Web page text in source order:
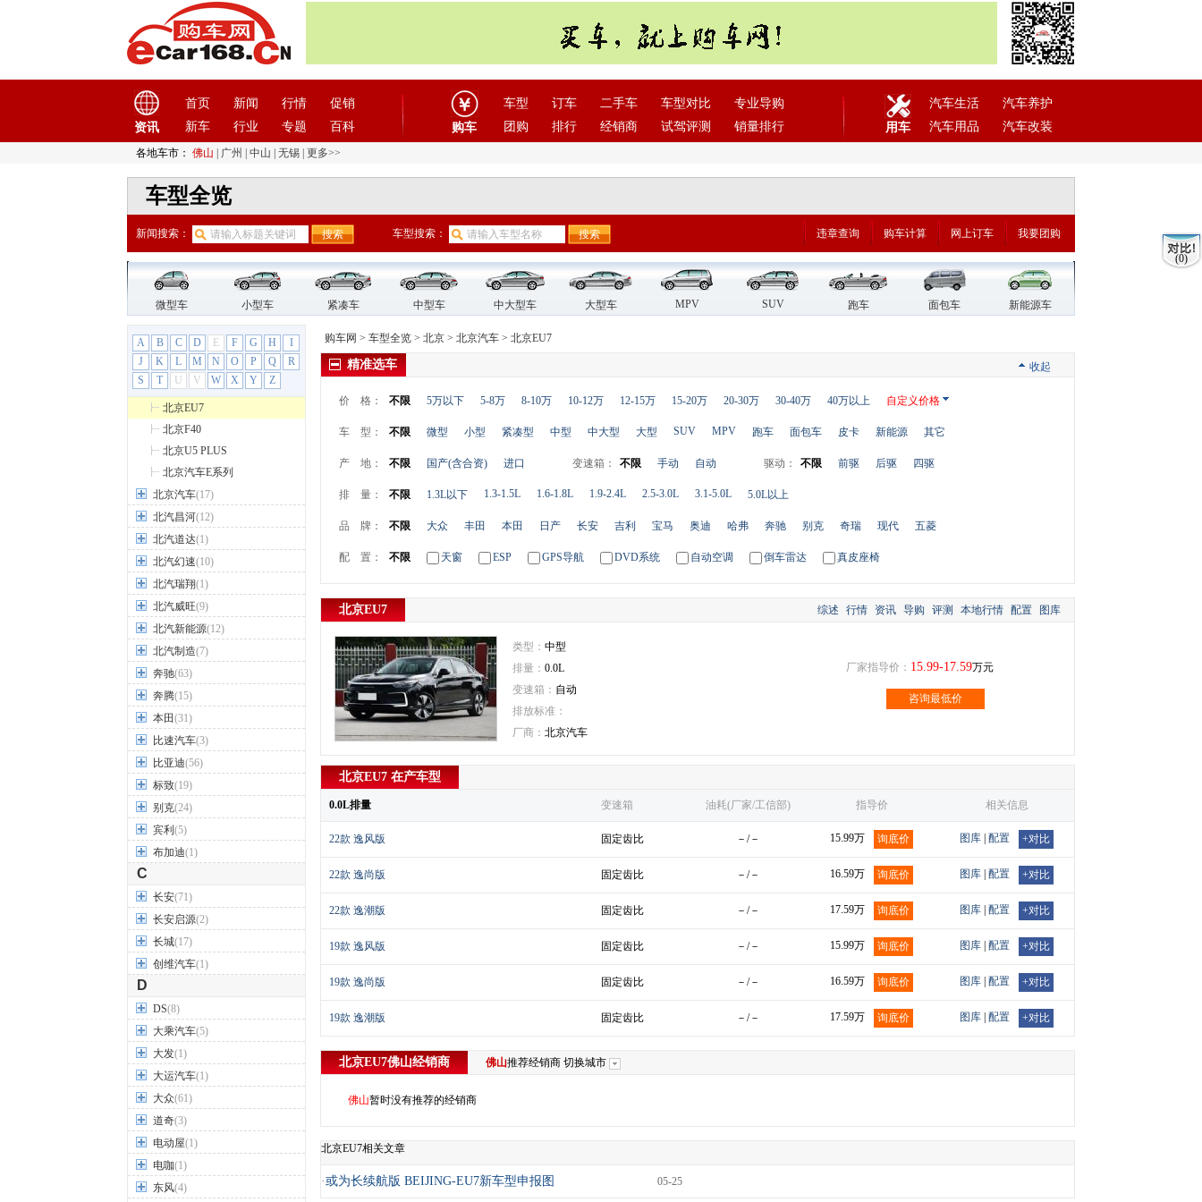
资讯
首页 新闻 行情
促销
新车
行业 专题 百科 购车
车型 订车 二手车 车型对比
专业导购
团购
排行 经销商 试驾评测 销量排行 用车
汽车生活
汽车养护
汽车用品
汽车改装
各地车市： 佛山 广州 中山 无锡 更多>>
车型全览
新闻搜索： 车型搜索： 违章查询 购车计算 网上订车 我要团购
微型车 小型车 紧凑车 中型车 中大型车 大型车 MPV SUV 跑车 面包车 新能源车
A B C D E F G H
I
J
K L M N O P Q
R
S
T U V W X Y Z
阿斯顿·马丁(6)
阿维塔(2)
埃安(7)
埃尚(1)
爱驰汽车(1)
奥迪
(45)
B
宝马(45)
宝沃汽车(5)
保时捷 (11)
北京汽车
北京BJ20
北京BJ40
北京BJ80
北京BJ90
北京EU7
北京F40
北京U5 PLUS
北京汽车E系列
北京汽车(17)
北汽昌河(12)
北汽道达(1)
北汽幻速(10)
北汽瑞翔(1)
北汽威旺(9)
北汽新能源(12)
北汽制造(7)
奔驰(63)
奔腾(15)
本田(31)
比速汽车(3)
比亚迪(56)
标致(19)
别克(24)
宾利 (5)
布加迪(1)
C
长安(71)
长安启源(2)
长城(17)
创维汽车(1)
D
DS(8)
大乘汽车(5)
大发(1)
大运汽车(1)
大众(61)
道奇(3)
电动屋(1)
电咖(1)
东风(4)
购车网 > 车型全览 > 北京 > 北京汽车 > 北京EU7
精准选车 收起
价 格： 不限 5万以下 5-8万 8-10万 10-12万 12-15万 15-20万 20-30万 30-40万 40万以上 自定义价格
车 型： 不限 微型 小型 紧凑型 中型 中大型 大型 SUV MPV 跑车 面包车 皮卡 新能源 其它
产 地： 不限 国产(含合资) 进口 变速箱： 不限 手动 自动 驱动： 不限 前驱 后驱 四驱
排 量： 不限 1.3L以下 1.3-1.5L 1.6-1.8L 1.9-2.4L 2.5-3.0L 3.1-5.0L 5.0L以上
品 牌： 不限 大众 丰田 本田 日产 长安 吉利 宝马 奥迪 哈弗 奔驰 别克 奇瑞 现代 五菱
配 置： 不限 天窗 ESP GPS导航 DVD系统 自动空调 倒车雷达 真皮座椅
北京EU7 综述 行情 资讯 导购 评测 本地行情 配置 图库
类型： 中型
排量： 0.0L
变速箱： 自动
排放标准：
厂商： 北京汽车
厂家指导价： 15.99-17.59万元
咨询最低价
北京EU7 在产车型
0.0L排量 变速箱 油耗(厂家/工信部) 指导价 相关信息
22款 逸风版 固定齿比 －/－ 15.99万 询底价 图库 配置 +对比
22款 逸尚版 固定齿比 －/－ 16.59万 询底价 图库 配置 +对比
22款 逸潮版 固定齿比 －/－ 17.59万 询底价 图库 配置 +对比
19款 逸风版 固定齿比 －/－ 15.99万 询底价 图库 配置 +对比
19款 逸尚版 固定齿比 －/－ 16.59万 询底价 图库 配置 +对比
19款 逸潮版 固定齿比 －/－ 17.59万 询底价 图库 配置 +对比
北京EU7佛山经销商 佛山推荐经销商 切换城市
佛山暂时没有推荐的经销商
北京EU7相关文章
·或为长续航版 BEIJING-EU7新车型申报图 05-25
(0)